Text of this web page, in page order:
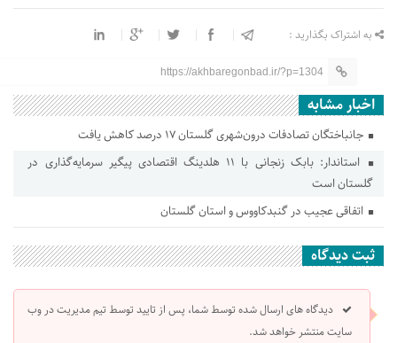
به اشتراک بگذارید :
https://akhbaregonbad.ir/?p=1304
اخبار مشابه
جانباختگان تصادفات درون‌شهری گلستان ۱۷ درصد کاهش یافت
استاندار: بابک زنجانی با ۱۱ هلدینگ اقتصادی پیگیر سرمایه‌گذاری در
گلستان است
اتفاقی عجیب در‌ گنبدکاووس و استان گلستان
ثبت دیدگاه
دیدگاه های ارسال شده توسط شما، پس از تایید توسط تیم مدیریت در وب
سایت منتشر خواهد شد.